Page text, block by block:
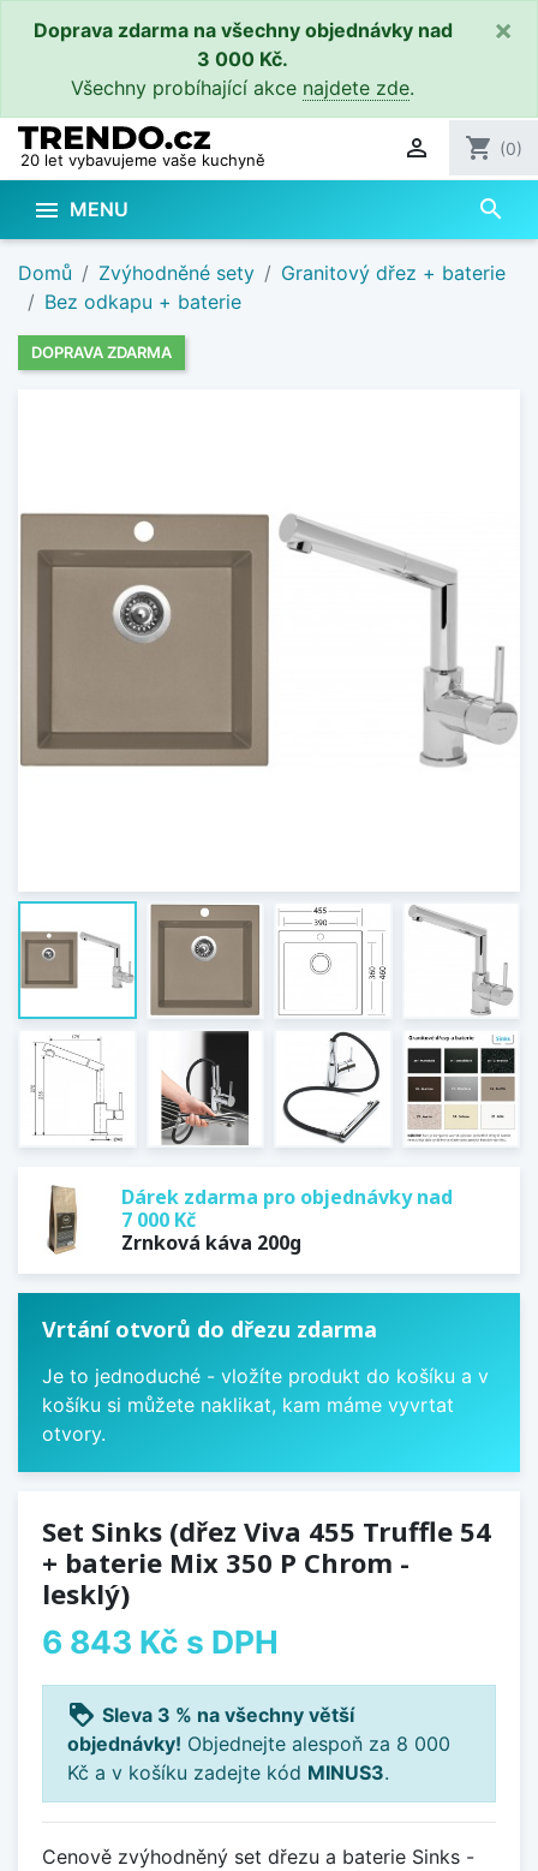
Doprava zdarma na všechny objednávky nad
3 000 Kč.
Všechny probíhající akce najdete zde.
×
20 let vybavujeme vaše kuchyně  shopping_cart (0)
 MENU search
Domů Zvýhodněné sety
Granitový dřez + baterie
Bez odkapu + baterie
DOPRAVA ZDARMA
Dárek zdarma pro objednávky nad
7 000 Kč
Zrnková káva 200g
Vrtání otvorů do dřezu zdarma
Je to jednoduché - vložíte produkt do košíku a v
košíku si můžete naklikat, kam máme vyvrtat
otvory.
Set Sinks (dřez Viva 455 Truffle 54
+ baterie Mix 350 P Chrom -
lesklý)
6 843 Kč s DPH
loyalty Sleva 3 % na všechny větší
objednávky! Objednejte alespoň za 8 000
Kč a v košíku zadejte kód MINUS3.
Cenově zvýhodněný set dřezu a baterie Sinks -